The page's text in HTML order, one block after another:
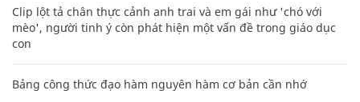
Clip lột tả chân thực cảnh anh trai và em gái như 'chó với
mèo', người tinh ý còn phát hiện một vấn đề trong giáo dục
con
Bảng công thức đạo hàm nguyên hàm cơ bản cần nhớ